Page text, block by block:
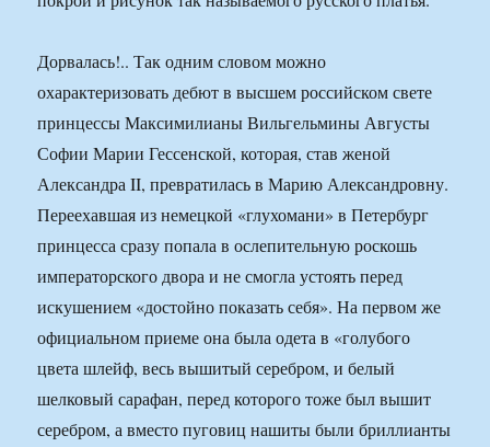
Дорвалась!.. Так одним словом можно
охарактеризовать дебют в высшем российском свете
принцессы Максимилианы Вильгельмины Августы
Софии Марии Гессенской, которая, став женой
Александра II, превратилась в Марию Александровну.
Переехавшая из немецкой «глухомани» в Петербург
принцесса сразу попала в ослепительную роскошь
императорского двора и не смогла устоять перед
искушением «достойно показать себя». На первом же
официальном приеме она была одета в «голубого
цвета шлейф, весь вышитый серебром, и белый
шелковый сарафан, перед которого тоже был вышит
серебром, а вместо пуговиц нашиты были бриллианты